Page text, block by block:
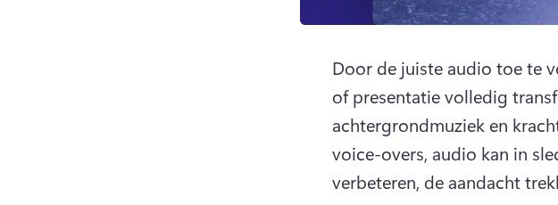
Door de juiste audio toe te
of presentatie volledig
achtergrondmuziek en
voice-overs, audio kan in
verbeteren, de aandacht